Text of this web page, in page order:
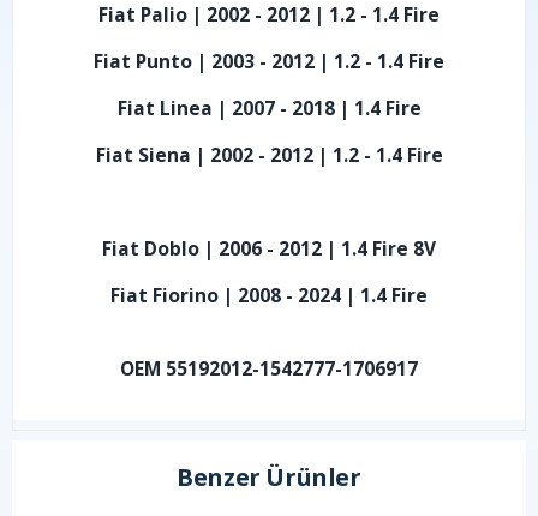
Fiat Palio | 2002 - 2012 | 1.2 - 1.4 Fire
Fiat Punto | 2003 - 2012 | 1.2 - 1.4 Fire
Fiat Linea | 2007 - 2018 | 1.4 Fire
Fiat Siena | 2002 - 2012 | 1.2 - 1.4 Fire
Fiat Doblo | 2006 - 2012 | 1.4 Fire 8V
Fiat Fiorino | 2008 - 2024 | 1.4 Fire
OEM 55192012-1542777-1706917
Benzer Ürünler